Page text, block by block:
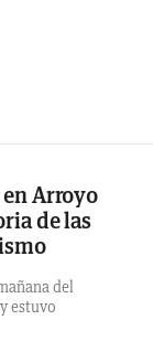
Arroyo
de las
del
estuvo